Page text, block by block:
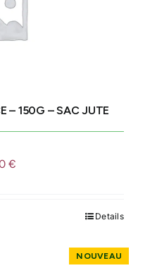
– 150G – SAC JUTE
€
Details